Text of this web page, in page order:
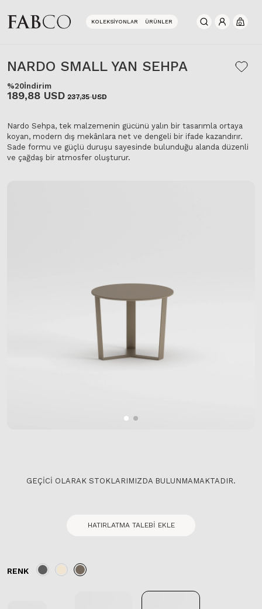
KOLEKSIYONLAR ÜRÜNLER 0
NARDO SMALL YAN SEHPA
%20İndirim
189,88 USD 237,35 USD
Nardo Sehpa, tek malzemenin gücünü yalın bir tasarımla ortaya
koyan, modern dış mekânlara net ve dengeli bir ifade kazandırır.
Sade formu ve güçlü duruşu sayesinde bulunduğu alanda düzenli
ve çağdaş bir atmosfer oluşturur.
RENK
GEÇICI OLARAK STOKLARIMIZDA BULUNMAMAKTADIR.
HATIRLATMA TALEBI EKLE